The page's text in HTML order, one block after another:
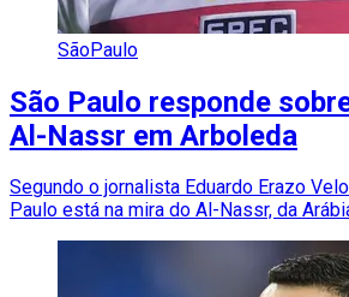
SãoPaulo
São Paulo responde
Al-Nassr em Arboleda
Segundo o jornalista Eduardo Erazo
Paulo está na mira do Al-Nassr, da